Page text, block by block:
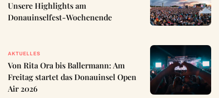
Unsere Highlights am
Donauinselfest-Wochenende
AKTUELLES
Von Rita Ora bis Ballermann: Am
Freitag startet das Donauinsel Open
Air 2026